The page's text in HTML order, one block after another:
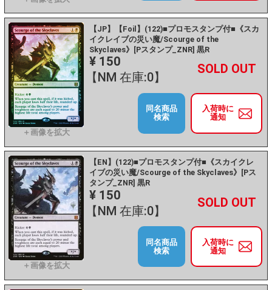
【JP】【Foil】(122)■プロモスタンプ付■《スカ
イクレイブの災い魔/Scourge of the
Skyclaves》[Pスタンプ_ZNR] 黒R
¥ 150
【NM 在庫:0】
－ +
入荷時に
通知
同名商品
検索
【EN】(122)■プロモスタンプ付■《スカイクレ
イブの災い魔/Scourge of the Skyclaves》[Pス
タンプ_ZNR] 黒R
¥ 150
【NM 在庫:0】
－ +
入荷時に
通知
同名商品
検索